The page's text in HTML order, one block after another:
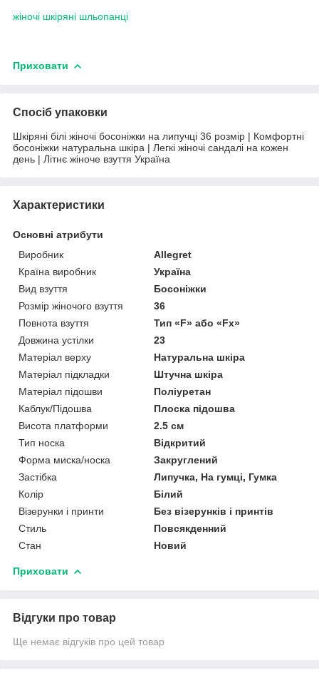
жіночі шкіряні шльопанці
Приховати
Спосіб упаковки
Шкіряні білі жіночі босоніжки на липучці 36 розмір | Комфортні
босоніжки натуральна шкіра | Легкі жіночі сандалі на кожен
день | Літнє жіноче взуття Україна
Характеристики
Основні атрибути
Виробник
Allegret
Країна виробник
Україна
Вид взуття
Босоніжки
Розмір жіночого взуття
36
Повнота взуття
Тип «F» або «Fx»
Довжина устілки
23
Матеріал верху
Натуральна шкіра
Матеріал підкладки
Штучна шкіра
Матеріал підошви
Поліуретан
Каблук/Підошва
Плоска підошва
Висота платформи
2.5 см
Тип носка
Відкритий
Форма миска/носка
Закруглений
Застібка
Липучка, На гумці, Гумка
Колір
Білий
Візерунки і принти
Без візерунків і принтів
Стиль
Повсякденний
Стан
Новий
Приховати
Відгуки про товар
Ще немає відгуків про цей товар